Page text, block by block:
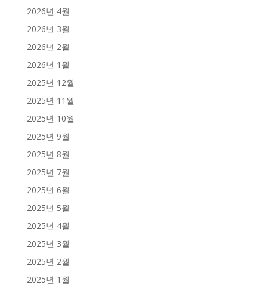
2026년 4월
2026년 3월
2026년 2월
2026년 1월
2025년 12월
2025년 11월
2025년 10월
2025년 9월
2025년 8월
2025년 7월
2025년 6월
2025년 5월
2025년 4월
2025년 3월
2025년 2월
2025년 1월